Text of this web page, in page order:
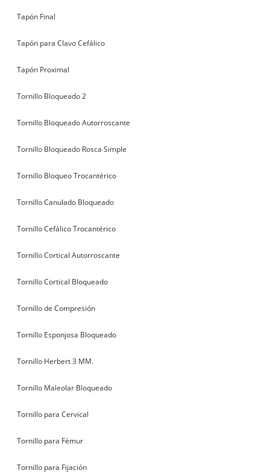
Tapón Final
Tapón para Clavo Cefálico
Tapón Proximal
Tornillo Bloqueado 2
Tornillo Bloqueado Autorroscante
Tornillo Bloqueado Rosca Simple
Tornillo Bloqueo Trocantérico
Tornillo Canulado Bloqueado
Tornillo Cefálico Trocantérico
Tornillo Cortical Autorroscante
Tornillo Cortical Bloqueado
Tornillo de Compresión
Tornillo Esponjosa Bloqueado
Tornillo Herbert 3 MM.
Tornillo Maleolar Bloqueado
Tornillo para Cervical
Tornillo para Fémur
Tornillo para Fijación